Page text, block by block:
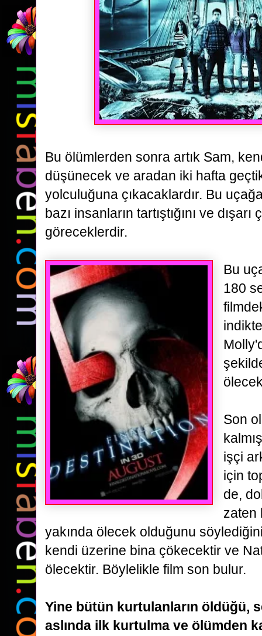
Bu ölümlerden sonra artık Sam,
düşünecek ve aradan iki hafta
yolculuğuna çıkacaklardır. Bu
bazı insanların tartıştığını ve dışarı
göreceklerdir.
Bu
180
Son
işçi
için
de,
zaten
yakında ölecek olduğunu
kendi üzerine bina çökecektir ve
ölecektir. Böylelikle film son bulur.
Yine bütün kurtulanların öldüğü,
aslında ilk kurtulma ve ölümden